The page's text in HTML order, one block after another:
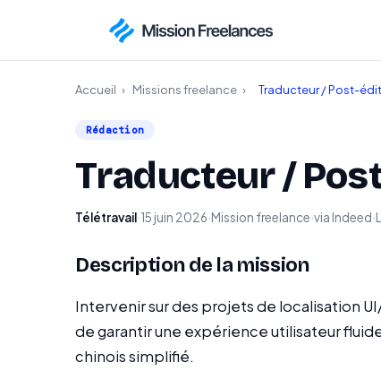
Accueil › Missions freelance › Traducteur / Post-
Rédaction
Traducteur /
Télétravail·15 juin 2026·Mission freelance·via Indeed·
Description de la mission
Intervenir sur des projets de localisation
de garantir une expérience utilisateur
chinois simplifié.